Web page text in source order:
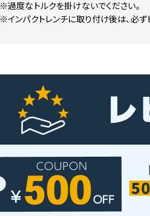
※過度なトルクを掛けないでください。
※インパクトレンチに取り付け後は、必ず